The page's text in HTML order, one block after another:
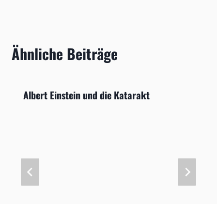
Ähnliche Beiträge
Albert Einstein und die Katarakt